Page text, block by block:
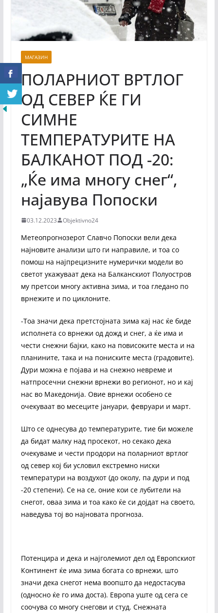
МАГАЗИН
ПОЛАРНИОТ ВРТЛОГ
ОД СЕВЕР ЌЕ ГИ
СИМНЕ
ТЕМПЕРАТУРИТЕ НА
БАЛКАНОТ ПОД -20:
„Ќе има многу снег“,
најавува Попоски
03.12.2023 Objektivno24
Метеопрогнозерот Славчо Попоски вели дека
најновите анализи што ги направиле, и тоа со
помош на најпрецизните нумерички модели во
светот укажуваат дека на Балканскиот Полуостров
му претсои многу активна зима, и тоа гледано по
врнежите и по циклоните.
-Тоа значи дека претстојната зима кај нас ќе биде
исполнета со врнежи од дожд и снег, а ќе има и
чести снежни бајки, како на повисоките места и на
планините, така и на пониските места (градовите).
Дури можна е појава и на снежно невреме и
натпросечни снежни врнежи во регионот, но и кај
нас во Македонија. Овие врнежи особено се
очекуваат во месеците јануари, февруари и март.
Што се однесува до температурите, тие би можеле
да бидат малку над просекот, но секако дека
очекуваме и чести продори на поларниот вртлог
од север кој би условил екстремно ниски
температури на воздухот (до околу, па дури и под
-20 степени). Се на се, оние кои се лубители на
снегот, оваа зима и тоа како ќе си дојдат на своето,
наведува тој во најновата прогноза.
Потенцира и дека и најголемиот дел од Европскиот
Континент ќе има зима богата со врнежи, што
значи дека снегот нема воопшто да недостасува
(односно ќе го има доста). Европа уште од сега се
соочува со многу снегови и студ. Снежната